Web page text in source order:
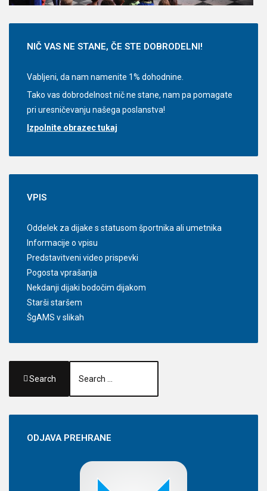
NIČ VAS NE STANE, ČE STE DOBRODELNI!
Vabljeni, da nam namenite 1% dohodnine.
Tako vas dobrodelnost nič ne stane, nam pa pomagate
pri uresničevanju našega poslanstva!
Izpolnite obrazec tukaj
VPIS
Oddelek za dijake s statusom športnika ali umetnika
Informacije o vpisu
Predstavitveni video prispevki
Pogosta vprašanja
Nekdanji dijaki bodočim dijakom
Starši staršem
ŠgAMS v slikah
Search
ODJAVA PREHRANE